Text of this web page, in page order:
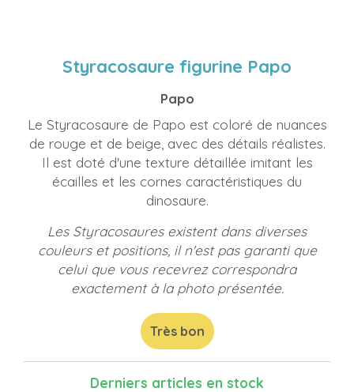
Styracosaure figurine Papo
Papo
Le Styracosaure de Papo est coloré de nuances
de rouge et de beige, avec des détails réalistes.
Il est doté d'une texture détaillée imitant les
écailles et les cornes caractéristiques du
dinosaure.
Les Styracosaures existent dans diverses
couleurs et positions, il n'est pas garanti que
celui que vous recevrez correspondra
exactement à la photo présentée.
Très bon
Derniers articles en stock